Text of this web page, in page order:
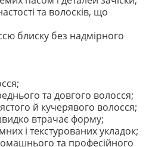
та волосків, що
блиску без надмірного
та довгого волосся;
й кучерявого волосся;
втрачає форму;
і текстурованих укладок;
та професійного